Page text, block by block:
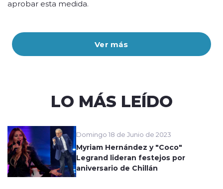
Ver más
aprobar esta medida.
LO MÁS LEÍDO
Domingo 18 de Junio de 2023
Myriam Hernández y "Coco"
Legrand lideran festejos por
aniversario de Chillán